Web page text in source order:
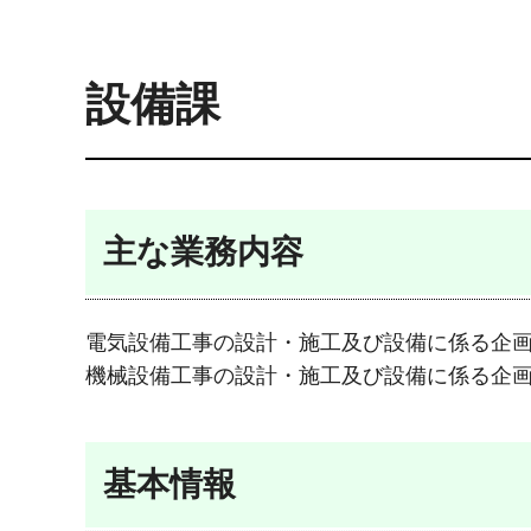
設備課
主な業務内容
電気設備工事の設計・施工及び設備に係る企
機械設備工事の設計・施工及び設備に係る企
基本情報